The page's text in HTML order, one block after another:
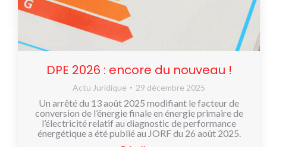
DPE 2026 : encore du nouveau !
Actu Juridique 29 décembre 2025
Un arrêté du 13 août 2025 modifiant le facteur de
conversion de l’énergie finale en énergie primaire de
l’électricité relatif au diagnostic de performance
énergétique a été publié au JORF du 26 août 2025.